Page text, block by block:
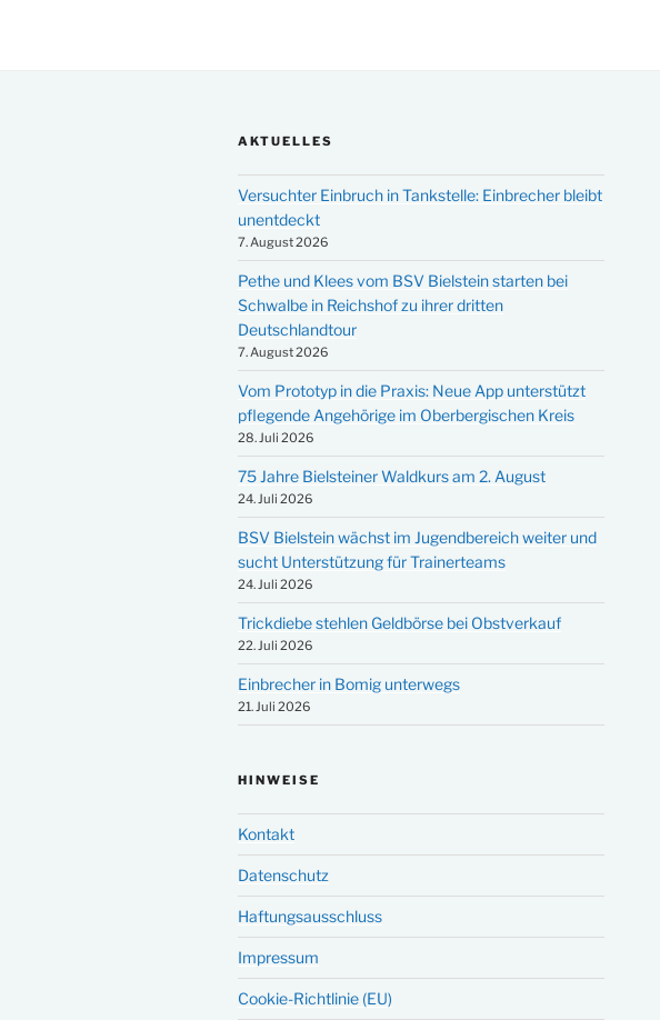
AKTUELLES
Versuchter Einbruch in Tankstelle: Einbrecher bleibt
unentdeckt
7. August 2026
Pethe und Klees vom BSV Bielstein starten bei
Schwalbe in Reichshof zu ihrer dritten
Deutschlandtour
7. August 2026
Vom Prototyp in die Praxis: Neue App unterstützt
pflegende Angehörige im Oberbergischen Kreis
28. Juli 2026
75 Jahre Bielsteiner Waldkurs am 2. August
24. Juli 2026
BSV Bielstein wächst im Jugendbereich weiter und
sucht Unterstützung für Trainerteams
24. Juli 2026
Trickdiebe stehlen Geldbörse bei Obstverkauf
22. Juli 2026
Einbrecher in Bomig unterwegs
21. Juli 2026
HINWEISE
Kontakt
Datenschutz
Haftungsausschluss
Impressum
Cookie-Richtlinie (EU)